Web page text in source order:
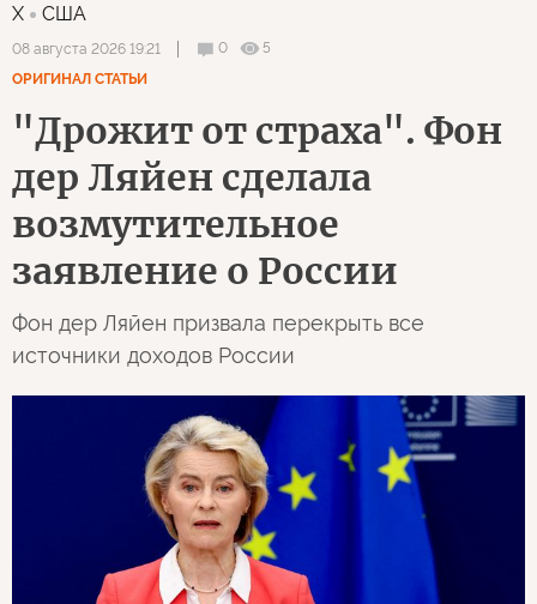
X США
08 августа 2026 19:21 0
5
ОРИГИНАЛ СТАТЬИ
"Дрожит от страха". Фон
дер Ляйен сделала
возмутительное
заявление о России
Фон дер Ляйен призвала перекрыть все
источники доходов России